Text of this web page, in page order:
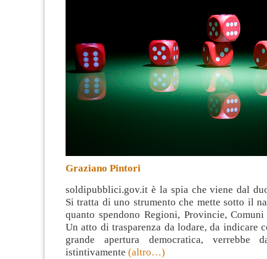
Graziano Pintori
soldipubblici.gov.it è la spia che viene dal
Si tratta di uno strumento che mette sotto il
quanto spendono Regioni, Provincie,
Un atto di trasparenza da lodare, da indicare
grande apertura democratica, verrebbe
istintivamente (altro…)